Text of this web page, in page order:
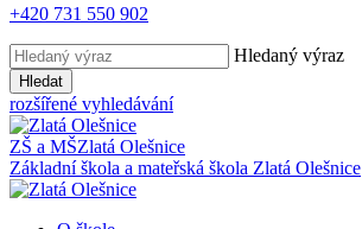
+420 731 550 902
Hledaný výraz
Hledat
rozšířené vyhledávání
ZŠ a MŠZlatá Olešnice
Základní škola a mateřská škola Zlatá Olešnice